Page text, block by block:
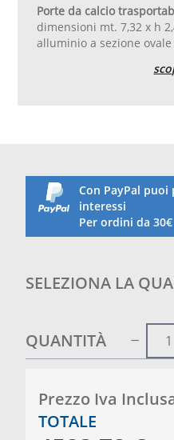
Porte da calcio
dimensioni mt. 7,32 x h
alluminio a sezione
ovale di mm 120 X 105
adeguati contrappesi o
terreno.
Attenzione le ruote
CL100.20
Con PayPal puoi
interessi
Per ordini da
SELEZIONA LA
QUANTITÀ
Prezzo Iva
TOTALE